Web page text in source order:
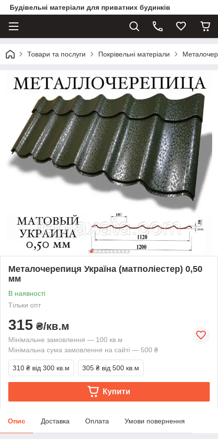
Будівельні матеріали для приватних будинків
Товари та послуги Покрівельні матеріали
Металочерепиця Україна (матполіестер) 0,50
мм
В наявності
Тільки опт
315 ₴/кв.м
Мінімальне замовлення — 100 кв.м
Мінімальна сума замовлення на сайті — 500 ₴
310 ₴ від 300 кв.м 305 ₴ від 500 кв.м
Купити
Опис Доставка Оплата Умови повернення